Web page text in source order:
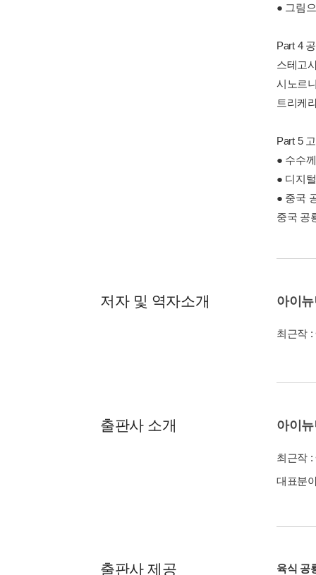
● 그림
Part 4
스테고
시노르
트리케
Part 5
● 수수
● 디지
● 중국
중국 공
저자 및 역자소개 아이
최근작 :
출판사 소개 아이
최근작 :
대표분
출판사 제공 육식 공